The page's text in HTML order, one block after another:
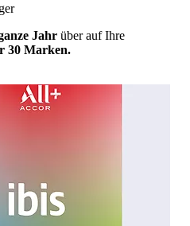
Jahr über auf Ihre
30 Marken.